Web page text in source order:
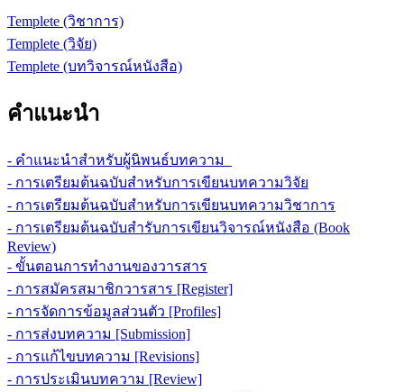
Templete (วิชาการ)
Templete (วิจัย)
Templete (บทวิจารณ์หนังสือ)
คำแนะนำ
- คำแนะนำสำหรับผู้นิพนธ์บทความ
- การเตรียมต้นฉบับสำหรับการเขียนบทความวิจัย
- การเตรียมต้นฉบับสำหรับการเขียนบทความวิชาการ
- การเตรียมต้นฉบับสำรับการเขียนวิจารณ์หนังสือ (Book
Review)
- ขั้นตอนการทำงานของวารสาร
- การสมัครสมาชิกวารสาร [Register]
- การจัดการข้อมูลส่วนตัว [Profiles]
- การส่งบทความ [Submission]
- การแก้ไขบทความ [Revisions]
- การประเมินบทความ [Review]